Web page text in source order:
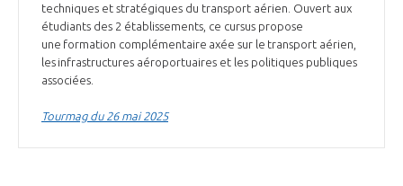
techniques et stratégiques du transport aérien. Ouvert aux
étudiants des 2 établissements, ce cursus propose
une formation complémentaire axée sur le transport aérien,
les infrastructures aéroportuaires et les politiques publiques
associées.
Tourmag du 26 mai 2025